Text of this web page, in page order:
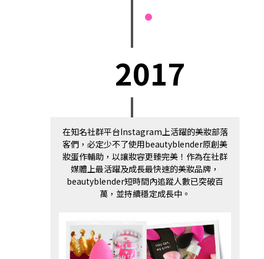
2017
在知名社群平台Instagram上活躍的美妝部落
客們，必定少不了使用beautyblender原創美
妝蛋作輔助，以讓妝容更臻完美！作為在社群
媒體上最活躍及成長最快速的美妝品牌，
beautyblender短時間內追蹤人數已突破百
萬，並持續穩定成長中。